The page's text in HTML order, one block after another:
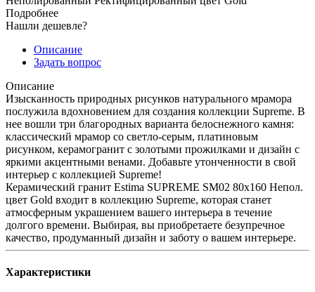
Подробнее
Нашли дешевле?
Описание
Задать вопрос
Описание
Изысканность природных рисунков натурального мрамора
послужила вдохновением для создания коллекции Supreme. В
нее вошли три благородных варианта белоснежного камня:
классический мрамор со светло-серым, платиновым
рисунком, керамогранит с золотыми прожилками и дизайн с
яркими акцентными венами. Добавьте утонченности в свой
интерьер с коллекцией Supreme!
Керамический гранит Estima SUPREME SM02 80x160 Непол.
цвет Gold входит в коллекцию Supreme, которая станет
атмосферным украшением вашего интерьера в течение
долгого времени. Выбирая, вы приобретаете безупречное
качество, продуманный дизайн и заботу о вашем интерьере.
Характеристики